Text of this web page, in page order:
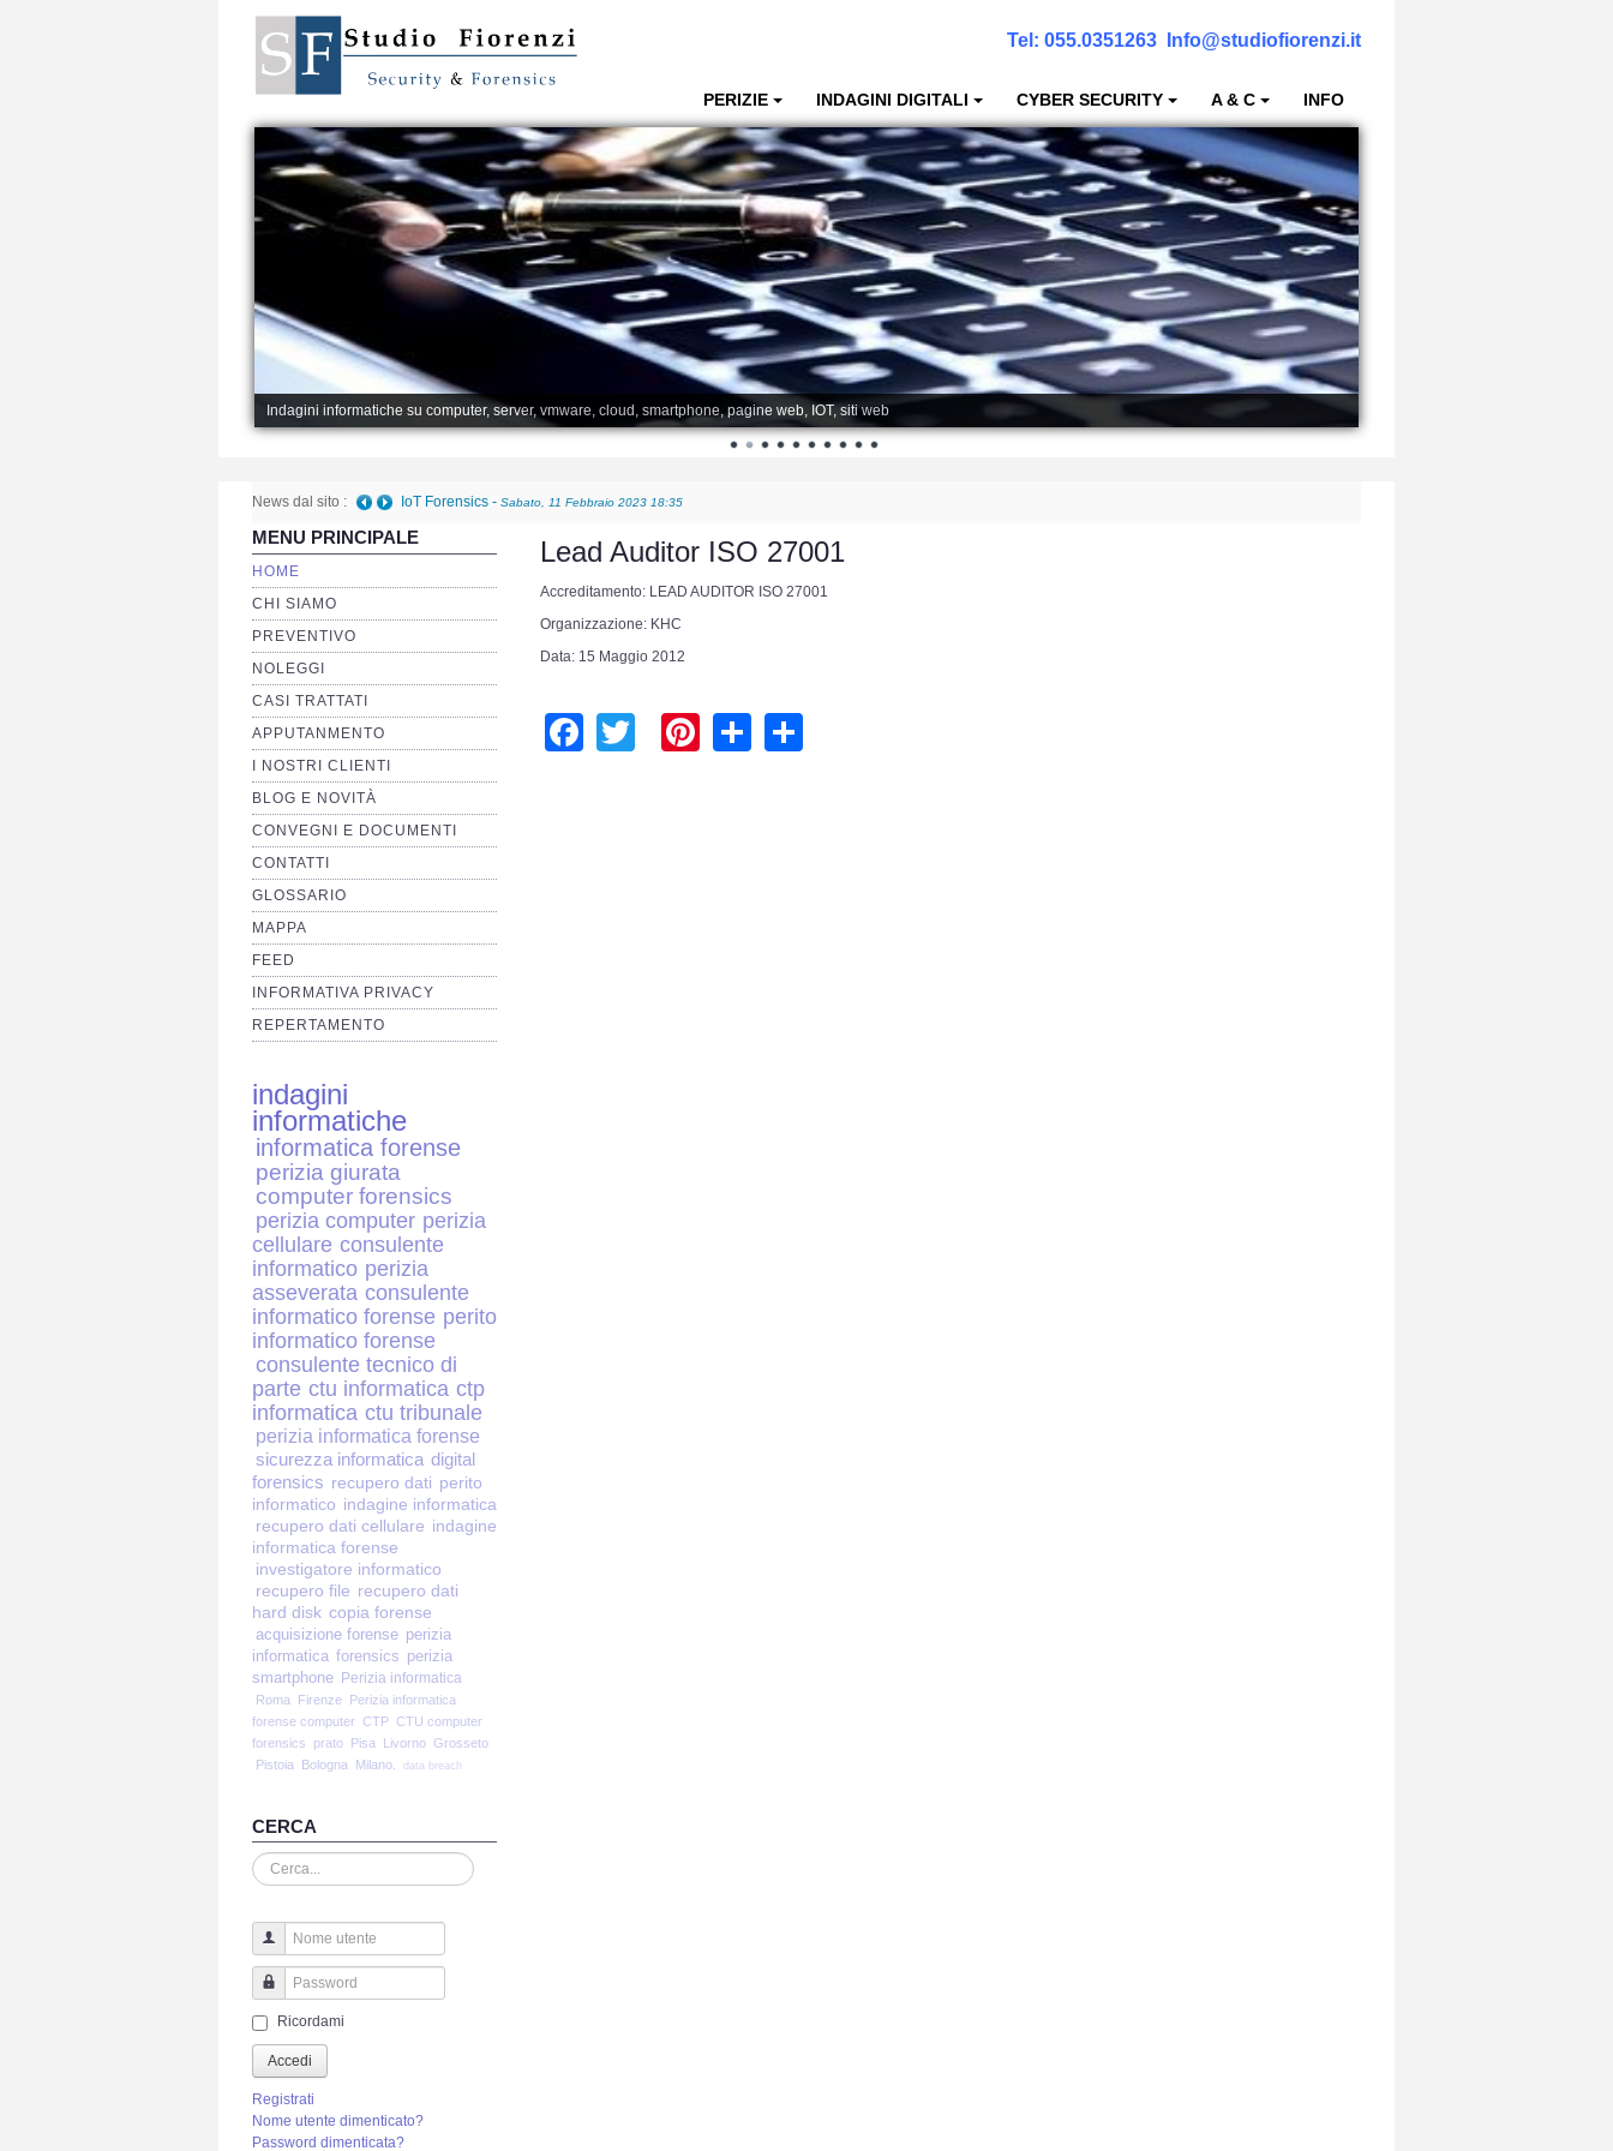
Tel: 055.0351263 Info@studiofiorenzi.it
PERIZIE INDAGINI DIGITALI CYBER SECURITY A & C INFO
Indagini informatiche su computer, server, vmware, cloud, smartphone, pagine web, IOT, siti web
News dal sito : Telefono danneggiato posso recuperare i dati anche a fini giudiziari?
MENU PRINCIPALE
HOME
CHI SIAMO
PREVENTIVO
NOLEGGI
CASI TRATTATI
APPUTANMENTO
I NOSTRI CLIENTI
BLOG E NOVITÀ
CONVEGNI E DOCUMENTI
CONTATTI
GLOSSARIO
MAPPA
FEED
INFORMATIVA PRIVACY
REPERTAMENTO
indagini
informatiche
informatica forense
perizia giurata
computer forensics
perizia computer perizia
cellulare consulente
informatico perizia
asseverata consulente
informatico forense perito
informatico forense
consulente tecnico di
parte ctu informatica ctp
informatica ctu tribunale
perizia informatica forense
sicurezza informatica digital
forensics recupero dati perito
informatico indagine informatica
recupero dati cellulare indagine
informatica forense
investigatore informatico
recupero file recupero dati
hard disk copia forense
acquisizione forense perizia
informatica forensics perizia
smartphone Perizia informatica
Roma Firenze Perizia informatica
forense computer CTP CTU computer
forensics
prato Pisa Livorno Grosseto
Pistoia
Bologna Milano. data breach
CERCA
Cerca...
Nome utente
Password
Ricordami
Accedi
Registrati
Nome utente dimenticato?
Password dimenticata?
Lead Auditor ISO 27001
Accreditamento: LEAD AUDITOR ISO 27001
Organizzazione: KHC
Data: 15 Maggio 2012
Facebook
TwitterPinterest
Share